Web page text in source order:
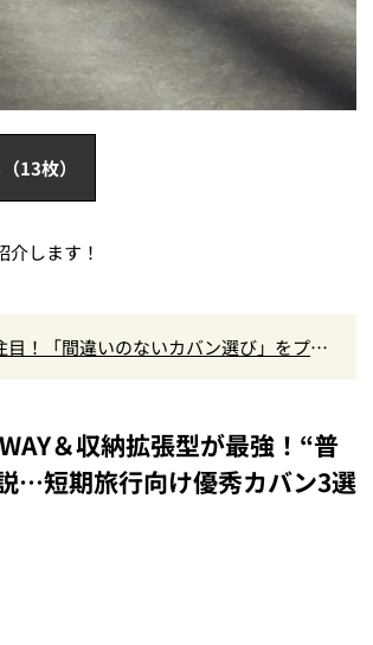
13枚）
します！
目！「間違いのないカバン選び」をプロ
＆収納拡張型が最強！“普
…短期旅行向け優秀カバン3選